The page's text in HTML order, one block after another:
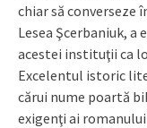
chiar să converseze
Lesea Şcerbaniuk,
acestei instituţii ca
Excelentul istoric
cărui nume poartă
exigenţi ai